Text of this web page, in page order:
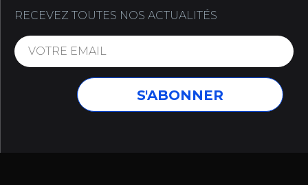
RECEVEZ TOUTES NOS ACTUALITÉS